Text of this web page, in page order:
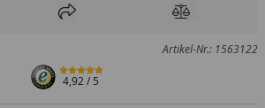
zur Wunschliste hinzufügen
Teilen Produkt
Artikel-Nr.: 1563122
4,92/ 5